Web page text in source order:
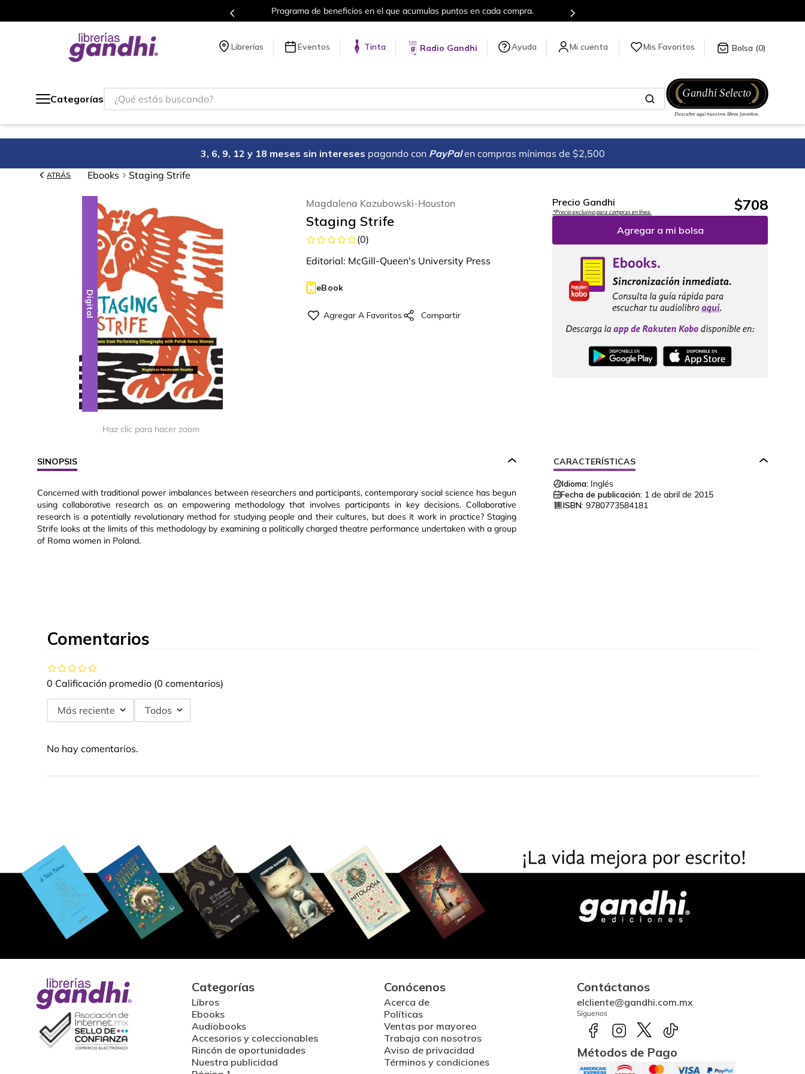
Programa de beneficios en el que acumulas puntos en cada compra. Más de 5 millones de títulos en nuestra tienda en línea.
Librerías Eventos Tinta Radio Gandhi Ayuda Mis Favoritos 0
Categorías
¿Qué estás buscando?
3, 6, 9, 12 y 18 meses sin intereses pagando con PayPal en compras mínimas de $2,500
ATRÁS Ebooks Staging Strife
Digital
Haz clic para hacer zoom
Magdalena Kazubowski-Houston
Staging Strife
(0)
Editorial: McGill-Queen's University Press
eBook
Precio Gandhi
*Precio exclusivo para compras en línea. $708
Agregar a mi bolsa
SINOPSIS
Concerned with traditional power imbalances between researchers and participants, contemporary social science has begun
using collaborative research as an empowering methodology that involves participants in key decisions. Collaborative
research is a potentially revolutionary method for studying people and their cultures, but does it work in practice? Staging
Strife looks at the limits of this methodology by examining a politically charged theatre performance undertaken with a group
of Roma women in Poland.
CARACTERÍSTICAS
Idioma: Inglés
Fecha de publicación: 1 de abril de 2015
ISBN: 9780773584181
Comentarios
0 Calificación promedio (0 comentarios)
Más reciente Todos
No hay comentarios.
Categorías
Libros
Ebooks
Audiobooks
Accesorios y coleccionables
Rincón de oportunidades
Nuestra publicidad
Conócenos
Acerca de
Políticas
Ventas por mayoreo
Trabaja con nosotros
Aviso de privacidad
Términos y condiciones
Contáctanos
elcliente@gandhi.com.mx
Síguenos
Métodos de Pago